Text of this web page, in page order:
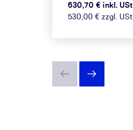
630,70 € inkl. USt
530,00 € zzgl. USt